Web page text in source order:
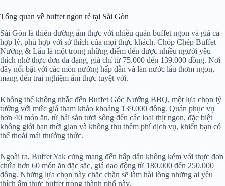
Tổng quan về buffet ngon rẻ tại Sài Gòn
Sài Gòn là thiên đường ẩm thực với nhiều quán buffet ngon và giá cả
hợp lý, phù hợp với sở thích của mọi thực khách. Chóp Chép Buffet
Nướng & Lẩu là một trong những điểm đến được nhiều người yêu
thích nhờ thực đơn đa dạng, giá chỉ từ 75.000 đến 139.000 đồng. Nơi
đây nổi bật với các món nướng hấp dẫn và làn nước lẩu thơm ngon,
mang đến trải nghiệm ẩm thực tuyệt vời.
Không thể không nhắc đến Buffet Góc Nướng BBQ, một lựa chọn lý
tưởng với mức giá tham khảo khoảng 139.000 đồng. Quán phục vụ
hơn 40 món ăn, từ hải sản tươi sống đến các loại thịt ngon, đặc biệt
không giới hạn thời gian và không thu thêm phí dịch vụ, khiến bạn có
thể thoải mái thưởng thức.
Ngoài ra, Buffet Yak cũng mang đến hấp dẫn không kém với thực đơn
chứa hơn 60 món ăn đặc sắc, giá dao động từ 180.000 đến 250.000
đồng. Những lựa chọn này chắc chắn sẽ làm hài lòng những ai yêu
thích ẩm thực buffet trong thành phố này.